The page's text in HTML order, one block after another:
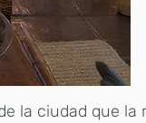
la ciudad que la